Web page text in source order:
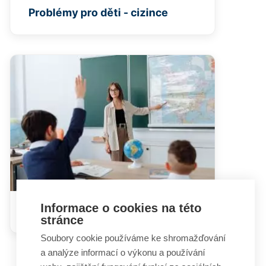
Problémy pro děti - cizince
Jdeme do poradny
Informace o cookies na této
stránce
Soubory cookie používáme ke shromažďování
a analýze informací o výkonu a používání